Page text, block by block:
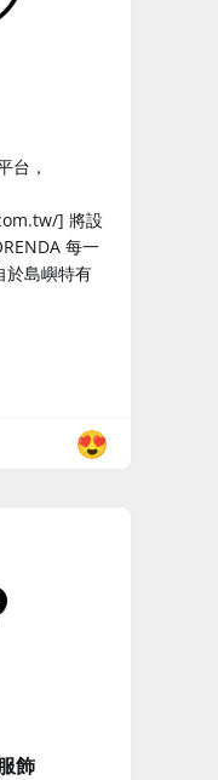
台，
] 將設
每一
於島嶼特有
飾